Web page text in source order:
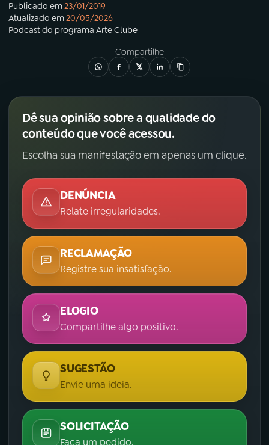
Publicado em23/01/2019
Atualizado em20/05/2026
Podcastdo programa Arte Clube
Compartilhe
Dê sua opinião sobre a qualidade do
conteúdo que você acessou.
Escolha sua manifestação em apenas um clique.
DENÚNCIA
Relate irregularidades.
RECLAMAÇÃO
Registre sua insatisfação.
ELOGIO
Compartilhe algo positivo.
SUGESTÃO
Envie uma ideia.
SOLICITAÇÃO